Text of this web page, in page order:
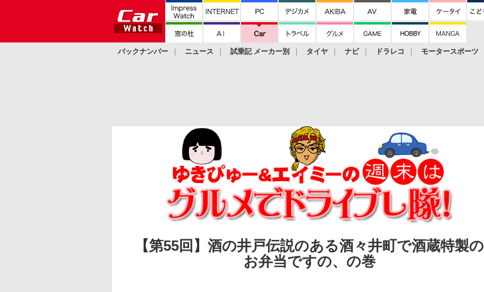
バックナンバー ニュース 試乗記 メーカー別 タイヤ ナビ ドラレコ モータースポーツ
【第55回】酒の井戸伝説のある酒々井町で酒蔵特製の
お弁当ですの、の巻